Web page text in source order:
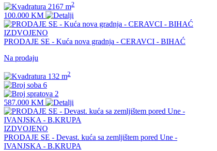
2167 m2
100.000 KM
IZDVOJENO
PRODAJE SE - Kuća nova gradnja - CERAVCI - BIHAĆ
Na prodaju
132 m2
6
2
587.000 KM
IZDVOJENO
PRODAJE SE - Devast. kuća sa zemljištem pored Une -
IVANJSKA - B.KRUPA